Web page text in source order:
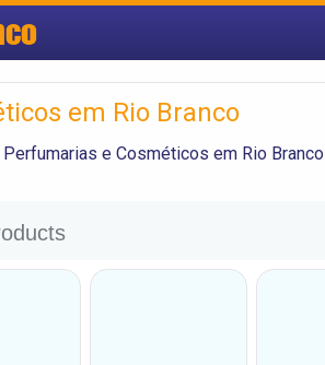
em Rio Branco
Perfumarias e Cosméticos em Rio Branco